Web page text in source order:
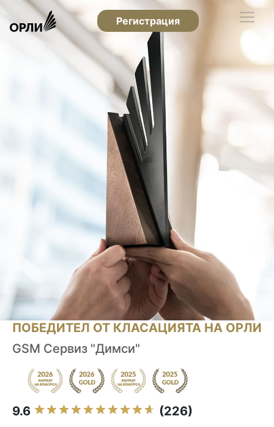
Регистрация
ПОБЕДИТЕЛ ОТ КЛАСАЦИЯТА НА ОРЛИ
GSM Сервиз "Димси"
9.6 (226)